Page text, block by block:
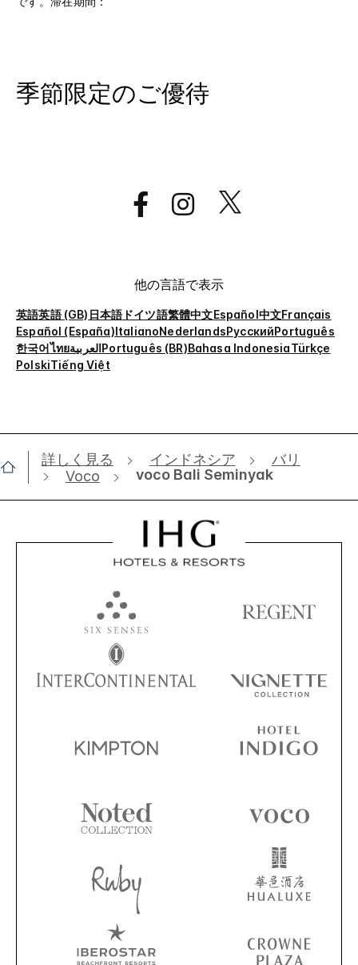
季節限定のご優待
他の言語で表示
英語英語 (GB) 日本語 ドイツ語繁體中文Español中文Français
Español (España)ItalianoNederlandsРусскийPortuguês
한국어ไทยالعربيةPortuguês (BR)Bahasa IndonesiaTürkçe
PolskiTiếng Việt
詳しく見る インドネシア
バリ
Voco
voco Bali Seminyak